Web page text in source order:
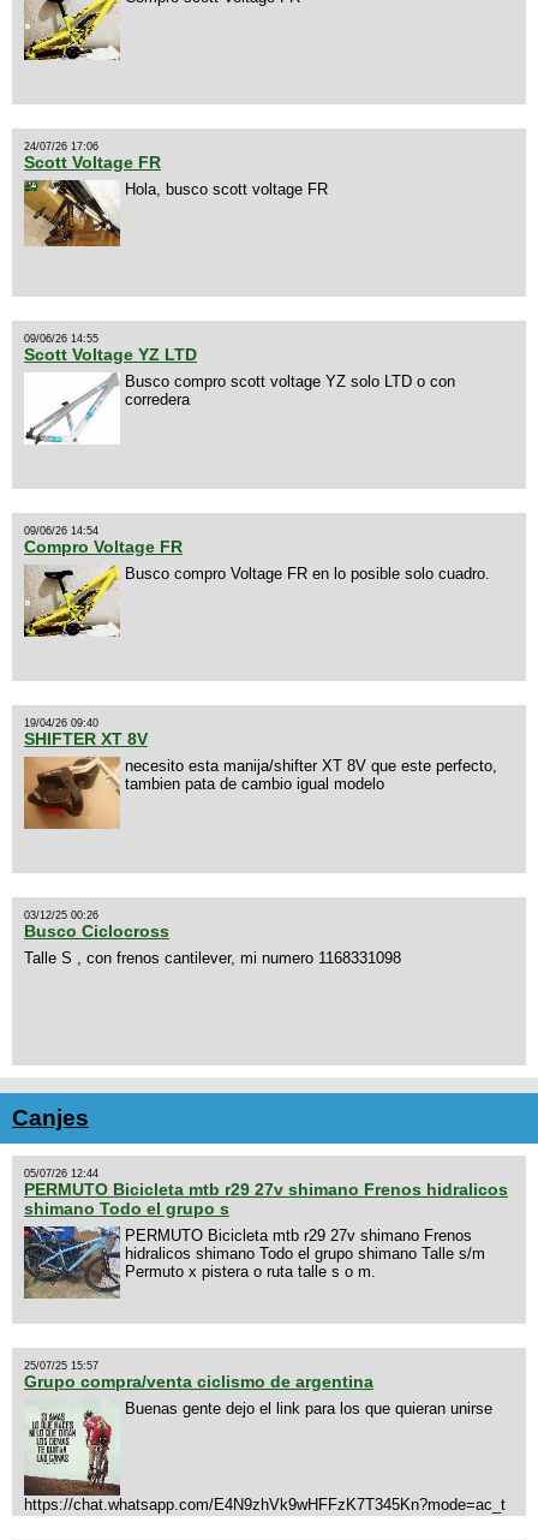
24/07/26 17:06
Scott Voltage FR
Hola, busco scott voltage FR
09/06/26 14:55
Scott Voltage YZ LTD
Busco compro scott voltage YZ solo LTD o con
corredera
09/06/26 14:54
Compro Voltage FR
Busco compro Voltage FR en lo posible solo cuadro.
19/04/26 09:40
SHIFTER XT 8V
necesito esta manija/shifter XT 8V que este perfecto,
tambien pata de cambio igual modelo
03/12/25 00:26
Busco Ciclocross
Talle S , con frenos cantilever, mi numero 1168331098
Canjes
05/07/26 12:44
PERMUTO Bicicleta mtb r29 27v shimano Frenos hidralicos
shimano Todo el grupo s
PERMUTO Bicicleta mtb r29 27v shimano Frenos
hidralicos shimano Todo el grupo shimano Talle s/m
Permuto x pistera o ruta talle s o m.
25/07/25 15:57
Grupo compra/venta ciclismo de argentina
Buenas gente dejo el link para los que quieran unirse
https://chat.whatsapp.com/E4N9zhVk9wHFFzK7T345Kn?mode=ac_t